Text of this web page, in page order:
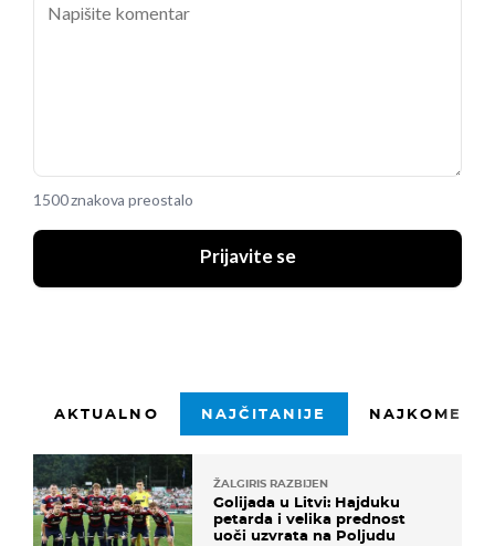
1500 znakova preostalo
Prijavite se
AKTUALNO NAJČITANIJE
ŽALGIRIS RAZBIJEN
Golijada u Litvi: Hajduku
petarda i velika prednost
uoči uzvrata na Poljudu